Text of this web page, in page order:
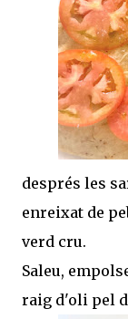
després les
enreixat de
verd cru.
Saleu,
raig d'oli pel